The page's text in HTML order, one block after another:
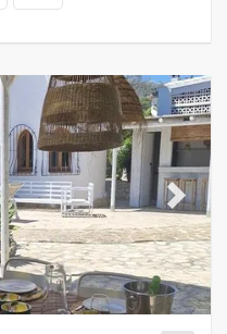
Next